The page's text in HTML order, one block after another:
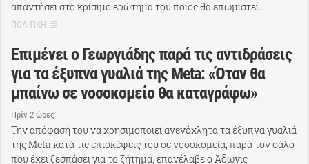
απαντήσει στο κρίσιμο ερώτημα του ποιος θα επωμιστεί…
ΠΟΛΙΤΙΚΗ
Επιμένει ο Γεωργιάδης παρά τις αντιδράσεις
για τα έξυπνα γυαλιά της Meta: «Όταν θα
μπαίνω σε νοσοκομείο θα καταγράφω»
Πρίν 2 ώρες
Την απόφασή του να χρησιμοποιεί ανενόχλητα τα έξυπνα γυαλιά
της Meta κατά τις επισκέψεις του σε νοσοκομεία, παρά τον σάλο
που έχει ξεσπάσει για το ζήτημα, επανέλαβε ο Άδωνις